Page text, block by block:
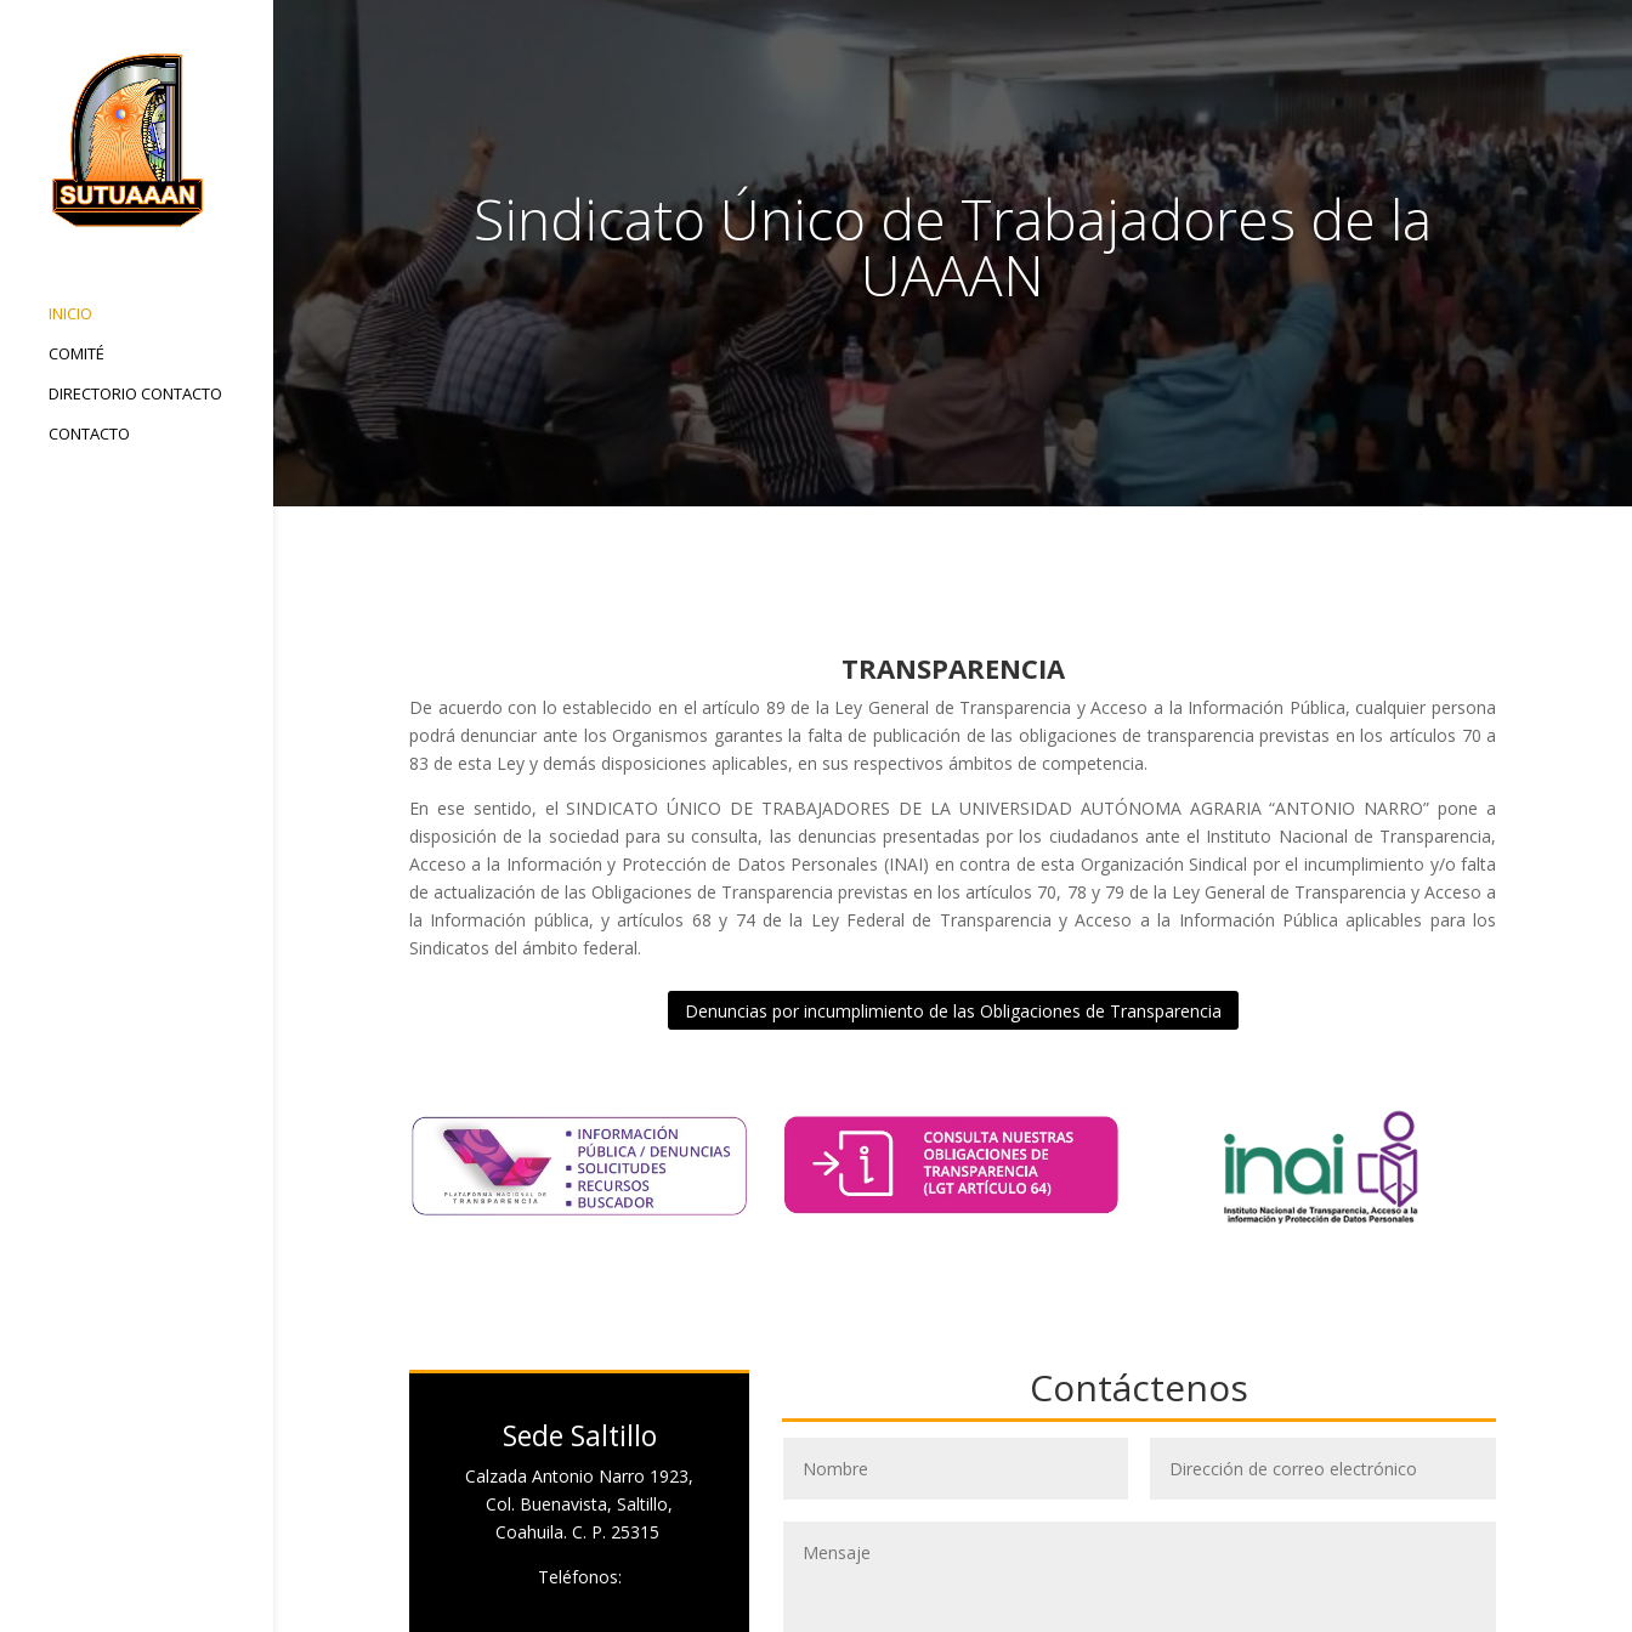
INICIO
COMITÉ
DIRECTORIO CONTACTO
CONTACTO
Sindicato Único de Trabajadores de la
UAAAN
TRANSPARENCIA
De acuerdo con lo establecido en el artículo 89 de la Ley General de Transparencia y Acceso a la Información Pública, cualquier persona
podrá denunciar ante los Organismos garantes la falta de publicación de las obligaciones de transparencia previstas en los artículos 70 a
83 de esta Ley y demás disposiciones aplicables, en sus respectivos ámbitos de competencia.
En ese sentido, el SINDICATO ÚNICO DE TRABAJADORES DE LA UNIVERSIDAD AUTÓNOMA AGRARIA “ANTONIO NARRO” pone a
disposición de la sociedad para su consulta, las denuncias presentadas por los ciudadanos ante el Instituto Nacional de Transparencia,
Acceso a la Información y Protección de Datos Personales (INAI) en contra de esta Organización Sindical por el incumplimiento y/o falta
de actualización de las Obligaciones de Transparencia previstas en los artículos 70, 78 y 79 de la Ley General de Transparencia y Acceso a
la Información pública, y artículos 68 y 74 de la Ley Federal de Transparencia y Acceso a la Información Pública aplicables para los
Sindicatos del ámbito federal.
Denuncias por incumplimiento de las Obligaciones de Transparencia
Sede Saltillo
Calzada Antonio Narro 1923,
Col. Buenavista, Saltillo,
Coahuila. C. P. 25315
Teléfonos:
Contáctenos